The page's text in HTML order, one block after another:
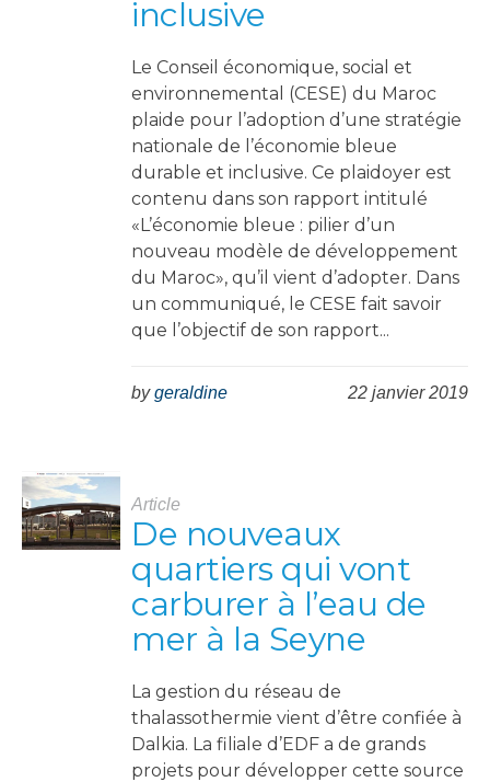
inclusive
Le Conseil économique, social et
environnemental (CESE) du Maroc
plaide pour l’adoption d’une stratégie
nationale de l’économie bleue
durable et inclusive. Ce plaidoyer est
contenu dans son rapport intitulé
«L’économie bleue : pilier d’un
nouveau modèle de développement
du Maroc», qu’il vient d’adopter. Dans
un communiqué, le CESE fait savoir
que l’objectif de son rapport...
22 janvier 2019
bygeraldine
Article
De nouveaux
quartiers qui vont
carburer à l’eau de
mer à la Seyne
La gestion du réseau de
thalassothermie vient d’être confiée à
Dalkia. La filiale d’EDF a de grands
projets pour développer cette source